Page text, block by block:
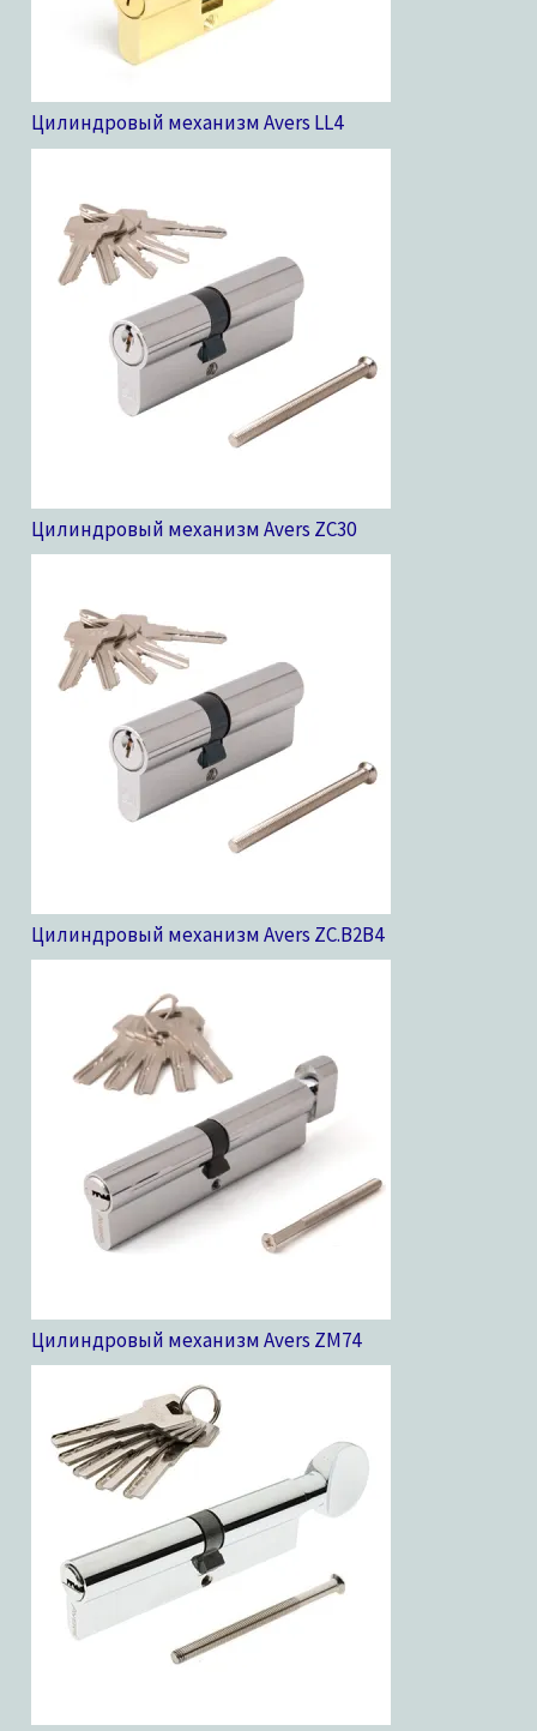
Цилиндровый механизм Avers LL4
Цилиндровый механизм Avers ZC30
Цилиндровый механизм Avers ZC.B2B4
Цилиндровый механизм Avers ZM74